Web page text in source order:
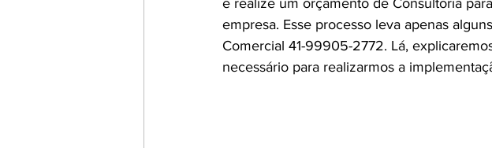
e realize um orçamento de Consultoria
empresa. Esse processo leva apenas
Comercial 41-99905-2772. Lá,
necessário para realizarmos a